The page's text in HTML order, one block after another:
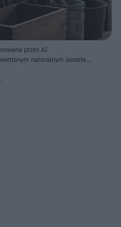
przez AI
naturalnym światłem
leży ciemnoszary kapelusz